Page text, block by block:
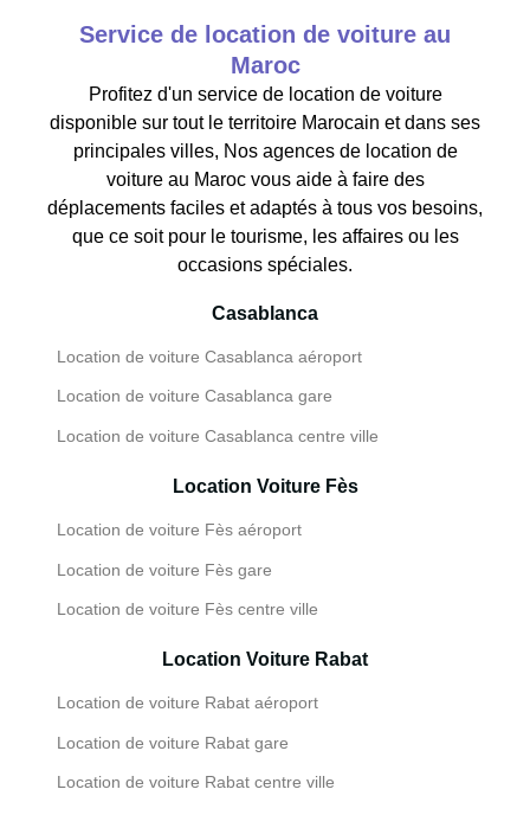
Service de location de voiture au
Maroc
Profitez d'un service de location de voiture
disponible sur tout le territoire Marocain et dans ses
principales villes, Nos agences de location de
voiture au Maroc vous aide à faire des
déplacements faciles et adaptés à tous vos besoins,
que ce soit pour le tourisme, les affaires ou les
occasions spéciales.
Casablanca
Location de voiture Casablanca aéroport
Location de voiture Casablanca gare
Location de voiture Casablanca centre ville
Location Voiture Fès
Location de voiture Fès aéroport
Location de voiture Fès gare
Location de voiture Fès centre ville
Location Voiture Rabat
Location de voiture Rabat aéroport
Location de voiture Rabat gare
Location de voiture Rabat centre ville